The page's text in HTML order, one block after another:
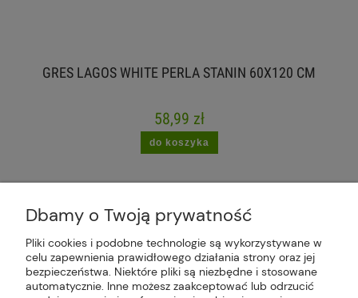
GRES LAGOS WHITE PERLA STANIN 60X120 CM
58,99 zł
do koszyka
Plus Market Sp. z o.o. | Zakręcie 2K, 22-300
Krasnystaw, woj. lubelskie | sklep@plus-market.pl
Dbamy o Twoją prywatność
Pliki cookies i podobne technologie są wykorzystywane w
celu zapewnienia prawidłowego działania strony oraz jej
bezpieczeństwa. Niektóre pliki są niezbędne i stosowane
automatycznie. Inne możesz zaakceptować lub odrzucić